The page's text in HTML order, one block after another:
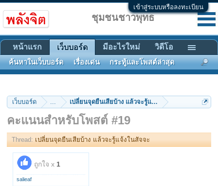
เข้าสู่ระบบหรือลงทะเบียน
เว็บบอร์ด ... เปลี่ยนจุดยืนเสียบ้าง แล้วจะรู้แจ้งในสัจจะ
คะแนนสำหรับโพสต์ #19
Thread: เปลี่ยนจุดยืนเสียบ้าง แล้วจะรู้แจ้งในสัจจะ
ถูกใจ x 1
salieaf
ชุมชนชาวพุทธ
หน้าแรก เว็บบอร์ด
ค้นหาในเว็บบอร์ด เรื่องเด่น กระทู้และโพสต์ล่าสุด
มีอะไรใหม่ วิดีโอ